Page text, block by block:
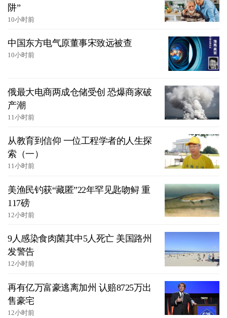
阱”
10小时前
中国东方电气原董事宋致远被查
10小时前
俄最大电商两成仓储受创 恐爆商家破
产潮
11小时前
从教育到信仰 一位工程学者的人生探
索（一）
11小时前
美渔民钓获“藏匿”22年罕见匙吻鲟 重
117磅
12小时前
9人感染食肉菌其中5人死亡 美国路州
发警告
12小时前
再有亿万富豪逃离加州 认赔8725万出
售豪宅
12小时前